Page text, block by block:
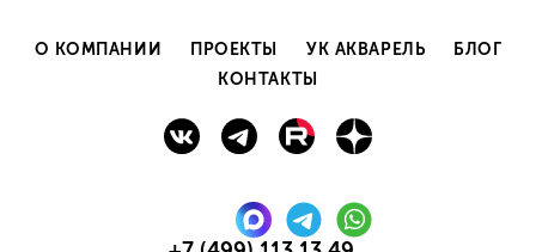
О КОМПАНИИ ПРОЕКТЫ УК АКВАРЕЛЬ
БЛОГ
КОНТАКТЫ